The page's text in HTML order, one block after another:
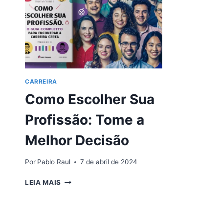
CARREIRA
Como Escolher Sua
Profissão: Tome a
Melhor Decisão
Por Pablo Raul 7 de abril de 2024
LEIA MAIS COMO